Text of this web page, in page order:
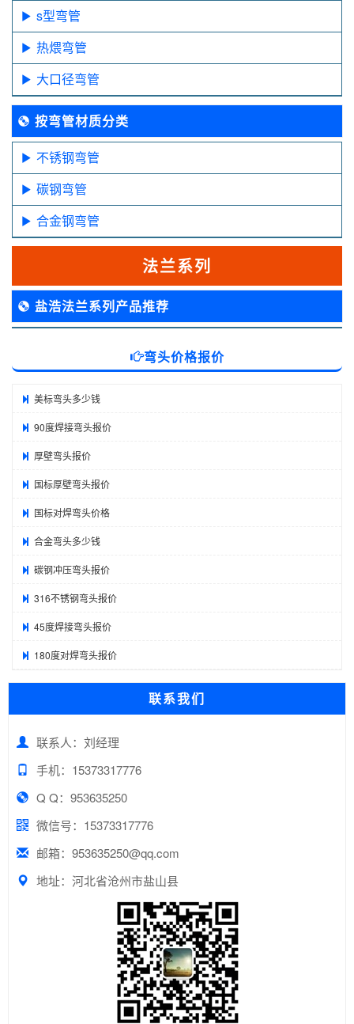
s型弯管
热煨弯管
大口径弯管
按弯管材质分类
不锈钢弯管
碳钢弯管
合金钢弯管
法兰系列
盐浩法兰系列产品推荐
弯头价格报价
美标弯头多少钱
90度焊接弯头报价
厚壁弯头报价
国标厚壁弯头报价
国标对焊弯头价格
合金弯头多少钱
碳钢冲压弯头报价
316不锈钢弯头报价
45度焊接弯头报价
180度对焊弯头报价
联系我们
联系人：刘经理
手机：15373317776
Q Q：953635250
微信号：15373317776
邮箱：953635250@qq.com
地址：河北省沧州市盐山县